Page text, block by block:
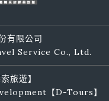
有限公司
Service Co., Ltd.
旅遊】
【D-Tours】